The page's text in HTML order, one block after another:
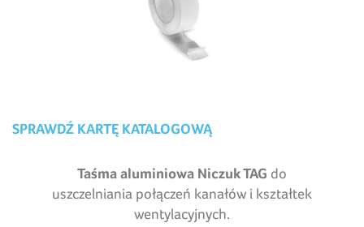
SPRAWDŹ KARTĘ KATALOGOWĄ
Taśma aluminiowa Niczuk TAG do
uszczelniania połączeń kanałów i kształtek
wentylacyjnych.